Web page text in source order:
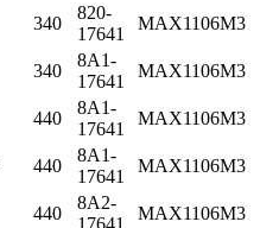
340
820-
17641
MAX1106M3
340
8A1-
17641
MAX1106M3
440
8A1-
17641
MAX1106M3
440
8A1-
17641
MAX1106M3
440
8A2-
17641
MAX1106M3